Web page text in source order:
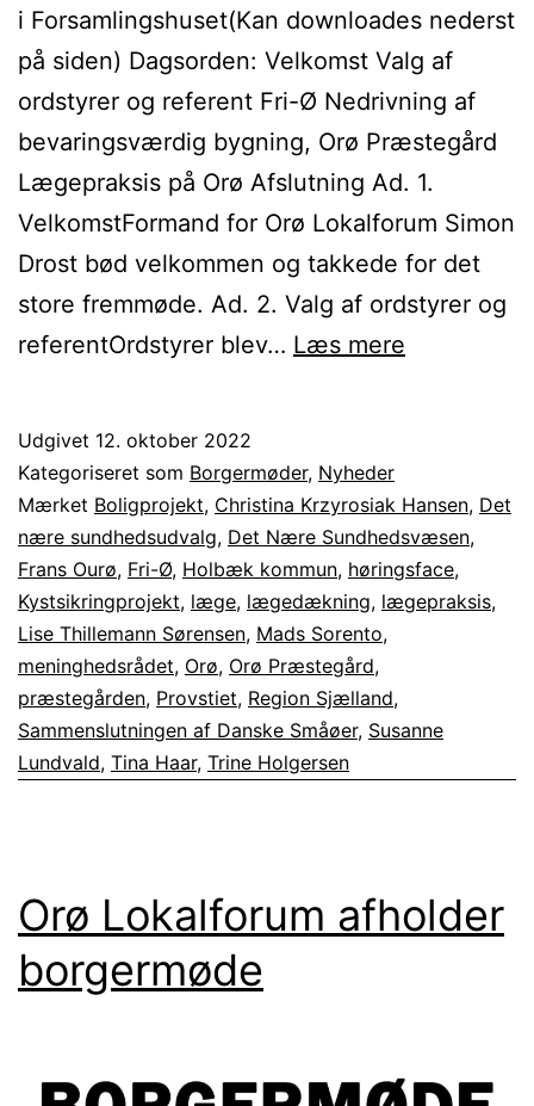
i Forsamlingshuset(Kan downloades nederst
på siden) Dagsorden: Velkomst Valg af
ordstyrer og referent Fri-Ø Nedrivning af
bevaringsværdig bygning, Orø Præstegård
Lægepraksis på Orø Afslutning Ad. 1.
VelkomstFormand for Orø Lokalforum Simon
Drost bød velkommen og takkede for det
store fremmøde. Ad. 2. Valg af ordstyrer og
referentOrdstyrer blev… Læs mere
10.
oktober
2022
Udgivet 12. oktober 2022
Kategoriseret som Borgermøder, Nyheder
Mærket Boligprojekt, Christina Krzyrosiak Hansen, Det
nære sundhedsudvalg, Det Nære Sundhedsvæsen,
Frans Ourø, Fri-Ø, Holbæk kommun, høringsface,
Kystsikringprojekt, læge, lægedækning, lægepraksis,
Lise Thillemann Sørensen, Mads Sorento,
meninghedsrådet, Orø, Orø Præstegård,
præstegården, Provstiet, Region Sjælland,
Sammenslutningen af Danske Småøer, Susanne
Lundvald, Tina Haar, Trine Holgersen
Orø Lokalforum afholder
borgermøde